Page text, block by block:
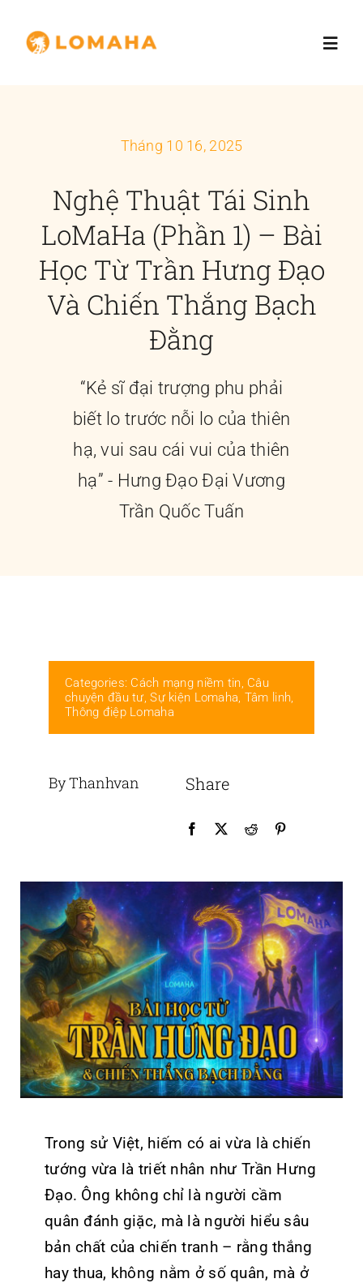
Nhà đầu tư
Tháng 10 16, 2025
Nghệ Thuật Tái Sinh
LoMaHa (Phần 1) – Bài
Học Từ Trần Hưng Đạo
Và Chiến Thắng Bạch
Đằng
“Kẻ sĩ đại trượng phu phải
biết lo trước nỗi lo của thiên
hạ, vui sau cái vui của thiên
hạ” - Hưng Đạo Đại Vương
Trần Quốc Tuấn
Categories: Cách mạng niềm tin, Câu
chuyện đầu tư,Sự kiện Lomaha, Tâm linh,
Thông điệp Lomaha
By Thanhvan Share
Trong sử Việt, hiếm có ai vừa là chiến
tướng vừa là triết nhân như Trần Hưng
Đạo. Ông không chỉ là người cầm
quân đánh giặc, mà là người hiểu sâu
bản chất của chiến tranh – rằng thắng
hay thua, không nằm ở số quân, mà ở